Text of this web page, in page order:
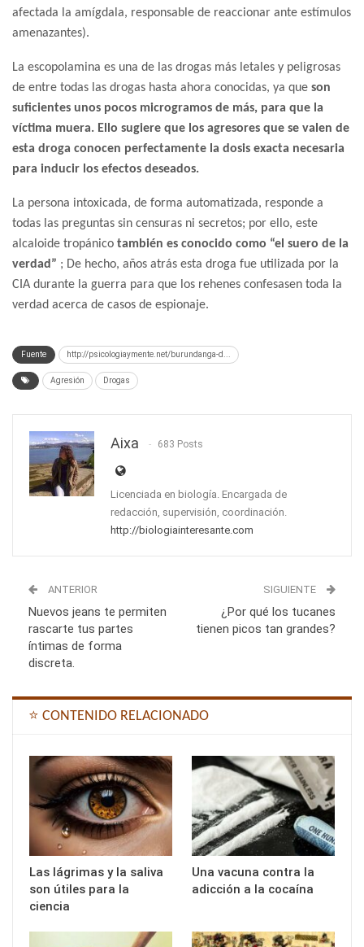
afectada la amígdala, responsable de reaccionar ante estímulos
amenazantes).
La escopolamina es una de las drogas más letales y peligrosas
de entre todas las drogas hasta ahora conocidas, ya que son
suficientes unos pocos microgramos de más, para que la
víctima muera. Ello sugiere que los agresores que se valen de
esta droga conocen perfectamente la dosis exacta necesaria
para inducir los efectos deseados.
La persona intoxicada, de forma automatizada, responde a
todas las preguntas sin censuras ni secretos; por ello, este
alcaloide tropánico también es conocido como “el suero de la
verdad” ; De hecho, años atrás esta droga fue utilizada por la
CIA durante la guerra para que los rehenes confesasen toda la
verdad acerca de casos de espionaje.
Fuente http://psicologiaymente.net/burundanga-d...
Agresión Drogas
Aixa 683 Posts
Licenciada en biología. Encargada de
redacción, supervisión, coordinación.
http://biologiainteresante.com
ANTERIOR
Nuevos jeans te permiten
rascarte tus partes
íntimas de forma
discreta.
SIGUIENTE
¿Por qué los tucanes
tienen picos tan grandes?
⭐ CONTENIDO RELACIONADO
Las lágrimas y la saliva
son útiles para la
ciencia
Una vacuna contra la
adicción a la cocaína